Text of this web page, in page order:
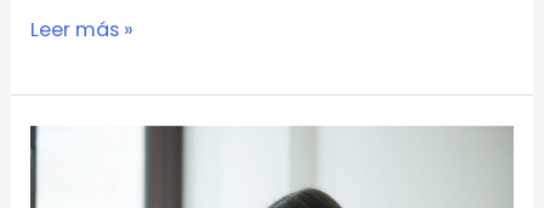
Leer más »
¿Cómo